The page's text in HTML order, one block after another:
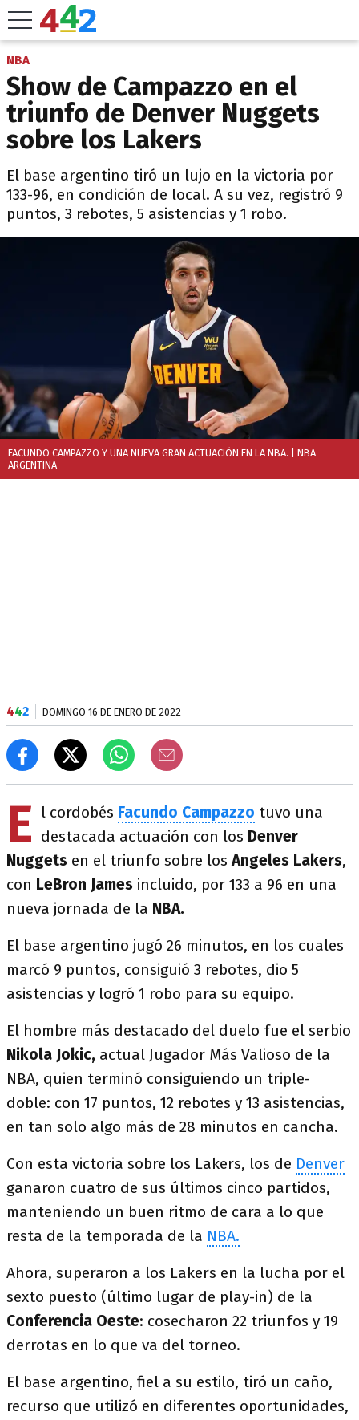
NBA
Show de Campazzo en el
triunfo de Denver Nuggets
sobre los Lakers
El base argentino tiró un lujo en la victoria por
133-96, en condición de local. A su vez, registró 9
puntos, 3 rebotes, 5 asistencias y 1 robo.
FACUNDO CAMPAZZO Y UNA NUEVA GRAN ACTUACIÓN EN LA NBA.
| NBA
ARGENTINA
442 DOMINGO 16 DE ENERO DE 2022
E l cordobés Facundo Campazzo tuvo una
destacada actuación con los Denver
Nuggets en el triunfo sobre losAngeles Lakers,
con LeBron James incluido, por 133 a 96 en una
nueva jornada de la NBA.
El base argentino jugó 26 minutos, en los cuales
marcó 9 puntos, consiguió 3 rebotes, dio 5
asistencias y logró 1 robo para su equipo.
El hombre más destacado del duelo fue el serbio
Nikola Jokic, actual Jugador Más Valioso de la
NBA, quien terminó consiguiendo un triple-
doble: con 17 puntos, 12 rebotes y 13 asistencias,
en tan solo algo más de 28 minutos en cancha.
Con esta victoria sobre los Lakers, los de Denver
ganaron cuatro de sus últimos cinco partidos,
manteniendo un buen ritmo de cara a lo que
resta de la temporada de la NBA.
Ahora, superaron a los Lakers en la lucha por el
sexto puesto (último lugar de play-in) de la
Conferencia Oeste: cosecharon 22 triunfos y 19
derrotas en lo que va del torneo.
El base argentino, fiel a su estilo, tiró un caño,
recurso que utilizó en diferentes oportunidades,